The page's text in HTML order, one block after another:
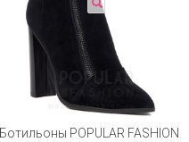
Ботильоны POPULAR FASHION